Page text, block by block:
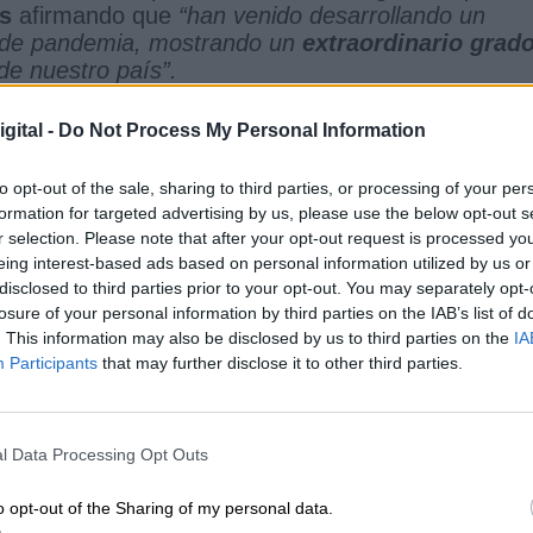
- Do Not Process My Personal Information
opt-out of the sale, sharing to third parties, or processing of your
for targeted advertising by us, please use the below opt-out
selection. Please note that after your opt-out request is processed
interest-based ads based on personal information utilized by us
to third parties prior to your opt-out. You may separately
of your personal information by third parties on the IAB’s list of
This information may also be disclosed by us to third parties on the
Participants that may further disclose it to other third parties.
Data Processing Opt Outs
opt-out of the Sharing of my personal data.
afirmando que “han venido desarrollando un
pandemia, mostrando un extraordinario
nuestro país”.
PNL se recuerda que la pandemia
, por lo que se requiere su regulación en la
mejora para la conciliación del desarrollo
, respetando los principios de igualdad de
y posibilitela regulación de la
”.
Partido Socialista informa que“la estabilización
observamos que de los 2,6 millones de
de las comunidades autónomas,
las
son temporales